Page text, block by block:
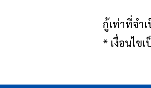
กู้เท่าที่จำ
* เงื่อนไข